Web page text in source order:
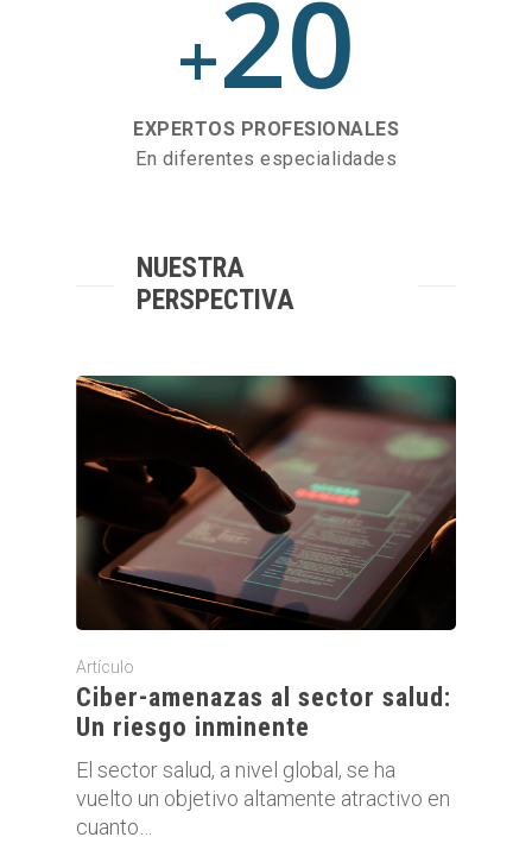
+20
EXPERTOS PROFESIONALES
En diferentes especialidades
NUESTRA
PERSPECTIVA
Artículo
Ciber-amenazas al sector salud:
Un riesgo inminente
El sector salud, a nivel global, se ha
vuelto un objetivo altamente atractivo en
cuanto…